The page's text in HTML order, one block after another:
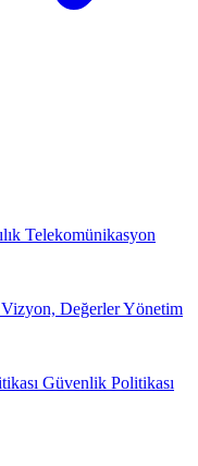
Telekomünikasyon
DeğerlerYönetim
Güvenlik Politikası